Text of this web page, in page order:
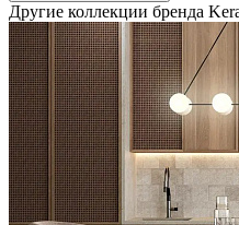
Другие коллекции бренда